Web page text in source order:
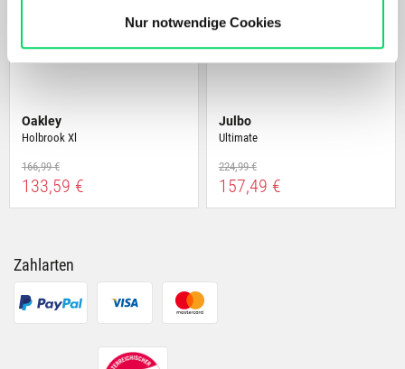
zu personalisieren, Funktionen für soziale Medien
anbieten zu können und die Zugriffe auf unsere Website
zu analysieren. Außerdem geben wir Informationen zu
Unsere Partner führen diese Informationen
ihnen bereitgestellt hast oder die sie im Rahmen Deiner
Nutzung der Dienste gesammelt haben.
Nur notwendige Cookies
Oakley
Holbrook Xl
166,99 €
133,59 €
Julbo
Ultimate
224,99 €
157,49 €
Zahlarten